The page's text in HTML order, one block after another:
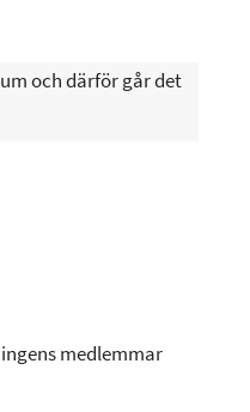
och därför går det
medlemmar